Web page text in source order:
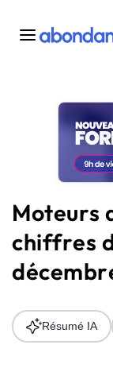
Toutes les
Actus SEO
Plateforme
Solutions
Ressources
Audit SEO
Moteurs
chiffres
Résumé IA